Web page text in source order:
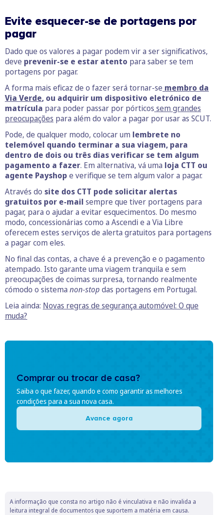
Evite esquecer-se de portagens por
pagar
Dado que os valores a pagar podem vir a ser significativos,
deve prevenir-se e estar atento para saber se tem
portagens por pagar.
A forma mais eficaz de o fazer será tornar-se membro da
Via Verde, ou adquirir um dispositivo eletrónico de
matrícula para poder passar por pórticos sem grandes
preocupações para além do valor a pagar por usar as SCUT.
Pode, de qualquer modo, colocar um lembrete no
telemóvel quando terminar a sua viagem, para
dentro de dois ou três dias verificar se tem algum
pagamento a fazer. Em alternativa, vá uma loja CTT ou
agente Payshop e verifique se tem algum valor a pagar.
Através do site dos CTT pode solicitar alertas
gratuitos por e-mail sempre que tiver portagens para
pagar, para o ajudar a evitar esquecimentos. Do mesmo
modo, concessionárias como a Ascendi e a Via Libre
oferecem estes serviços de alerta gratuitos para portagens
a pagar com eles.
No final das contas, a chave é a prevenção e o pagamento
atempado. Isto garante uma viagem tranquila e sem
preocupações de coimas surpresa, tornando realmente
cómodo o sistema non-stop das portagens em Portugal.
Leia ainda: Novas regras de segurança automóvel: O que
muda?
Comprar ou trocar de casa?
Saiba o que fazer, quando e como garantir as melhores
condições para a sua nova casa.
Avance agora
A informação que consta no artigo não é vinculativa e não invalida a
leitura integral de documentos que suportem a matéria em causa.